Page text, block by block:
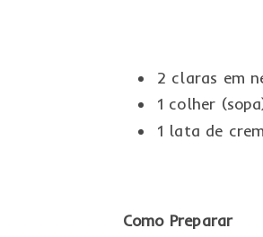
2 claras em
1 colher
1 lata de
Como Preparar